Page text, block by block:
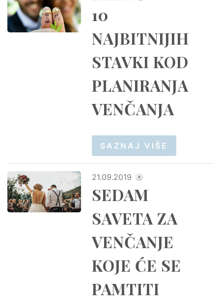
10
NAJBITNIJIH
STAVKI KOD
PLANIRANJA
VENČANJA
SAZNAJ VIŠE
21.09.2019
SEDAM
SAVETA ZA
VENČANJE
KOJE ĆE SE
PAMTITI